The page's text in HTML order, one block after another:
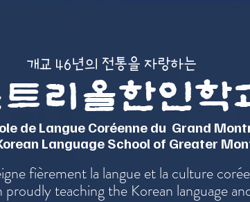
​개교 46년의 전통을 자랑하는
리올한인학
de Langue Coréenne du Grand
Language School of Greater
fièrement la langue et la culture
teaching the Korean language